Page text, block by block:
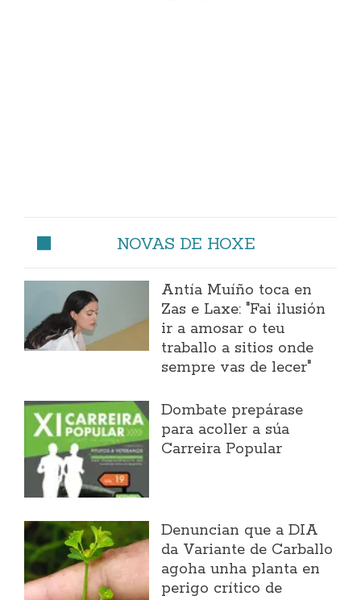
NOVAS DE HOXE
Antía Muíño toca en
Zas e Laxe: "Fai ilusión
ir a amosar o teu
traballo a sitios onde
sempre vas de lecer"
Dombate prepárase
para acoller a súa
Carreira Popular
Denuncian que a DIA
da Variante de Carballo
agoha unha planta en
perigo crítico de